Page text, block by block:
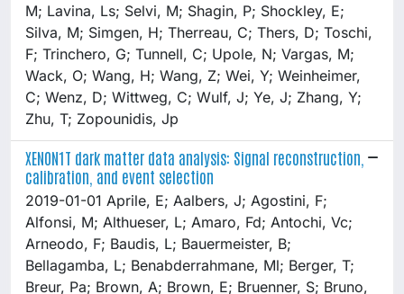
M; Lavina, Ls; Selvi, M; Shagin, P; Shockley, E;
Silva, M; Simgen, H; Therreau, C; Thers, D; Toschi,
F; Trinchero, G; Tunnell, C; Upole, N; Vargas, M;
Wack, O; Wang, H; Wang, Z; Wei, Y; Weinheimer,
C; Wenz, D; Wittweg, C; Wulf, J; Ye, J; Zhang, Y;
Zhu, T; Zopounidis, Jp
XENON1T dark matter data analysis: Signal reconstruction,
calibration, and event selection
2019-01-01 Aprile, E; Aalbers, J; Agostini, F;
Alfonsi, M; Althueser, L; Amaro, Fd; Antochi, Vc;
Arneodo, F; Baudis, L; Bauermeister, B;
Bellagamba, L; Benabderrahmane, Ml; Berger, T;
Breur, Pa; Brown, A; Brown, E; Bruenner, S; Bruno,